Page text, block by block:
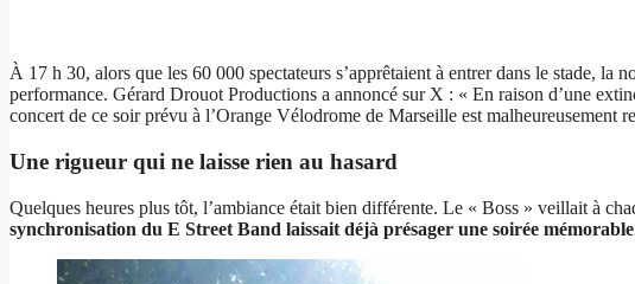
À 17 h 30, alors que les 60 000 spectateurs s’apprêtaient à entrer dans le stade, la
performance. Gérard Drouot Productions a annoncé sur X : « En raison d’une
concert de ce soir prévu à l’Orange Vélodrome de Marseille est malheureusement
Une rigueur qui ne laisse rien au hasard
Quelques heures plus tôt, l’ambiance était bien différente. Le « Boss » veillait à
synchronisation du E Street Band laissait déjà présager une soirée mémorable